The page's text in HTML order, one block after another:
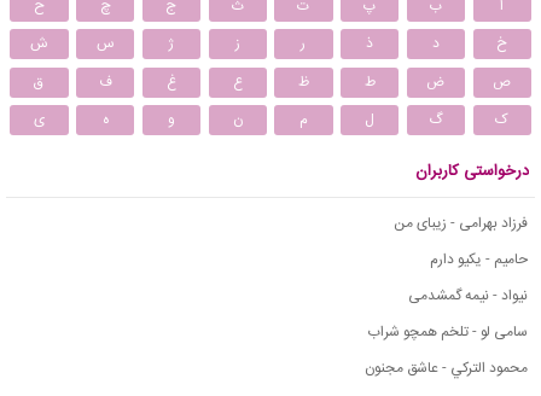
ا ب پ ت ث ج چ
ح
خ
د ذ ر ز ژ س
ش
ص
ض ط ظ ع غ ف
ق
ک
گ ل م ن و ه ی
درخواستی کاربران
فرزاد بهرامی - زیبای من
حامیم - یکیو دارم
نیواد - نیمه گمشدمی
سامی لو - تلخم همچو شراب
محمود التركي - عاشق مجنون